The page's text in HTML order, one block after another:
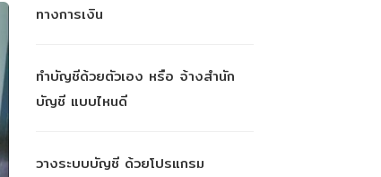
ทางการเงิน
ทำบัญชีด้วยตัวเอง หรือ จ้างสำนัก
บัญชี แบบไหนดี
วางระบบบัญชี ด้วยโปรแกรม